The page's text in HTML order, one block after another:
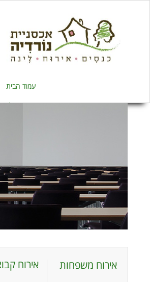
עמוד הבית
צור קשר /
אירוח משפחות אירוח